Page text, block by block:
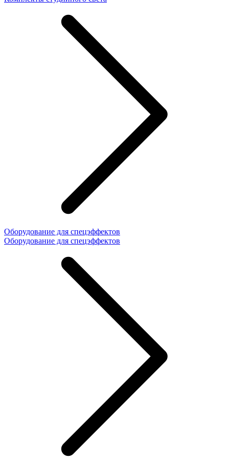
Оборудование для спецэффектов
Оборудование для спецэффектов